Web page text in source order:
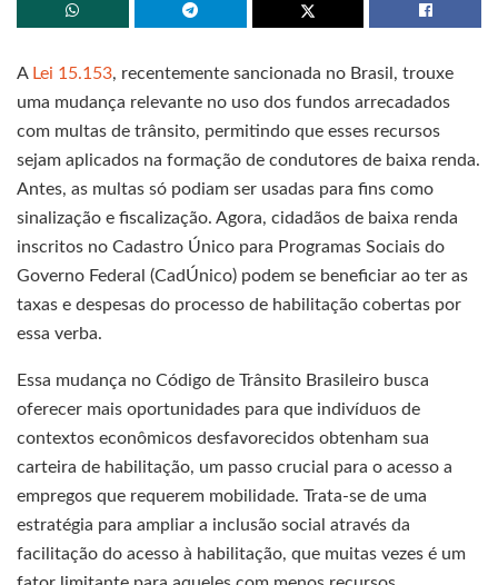
A Lei 15.153, recentemente sancionada no Brasil, trouxe
uma mudança relevante no uso dos fundos arrecadados
com multas de trânsito, permitindo que esses recursos
sejam aplicados na formação de condutores de baixa renda.
Antes, as multas só podiam ser usadas para fins como
sinalização e fiscalização. Agora, cidadãos de baixa renda
inscritos no Cadastro Único para Programas Sociais do
Governo Federal (CadÚnico) podem se beneficiar ao ter as
taxas e despesas do processo de habilitação cobertas por
essa verba.
Essa mudança no Código de Trânsito Brasileiro busca
oferecer mais oportunidades para que indivíduos de
contextos econômicos desfavorecidos obtenham sua
carteira de habilitação, um passo crucial para o acesso a
empregos que requerem mobilidade. Trata-se de uma
estratégia para ampliar a inclusão social através da
facilitação do acesso à habilitação, que muitas vezes é um